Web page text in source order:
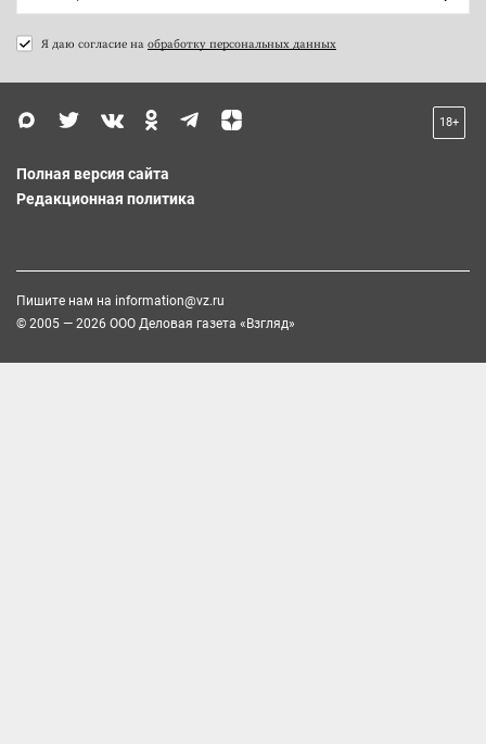
Я даю согласие на обработку персональных данных
18+
Полная версия сайта
Редакционная политика
Пишите нам на information@vz.ru
© 2005 — 2026 ООО Деловая газета «Взгляд»